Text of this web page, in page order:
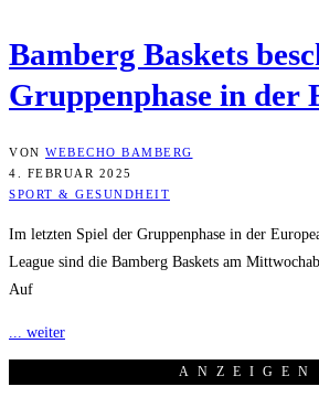
Bam­berg Bas­kets
Grup­pen­pha­se in der
VON WEBECHO BAMBERG
4. FEBRUAR 2025
SPORT & GESUNDHEIT
Im letzten Spiel der Gruppenphase in der
League sind die Bamberg Baskets am
Auf
... weiter
ANZEI­GEN